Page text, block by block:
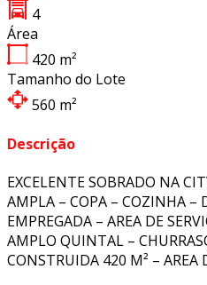
4
Área
420 m²
Tamanho do Lote
560 m²
Descrição
EXCELENTE SOBRADO NA
AMPLA – COPA – COZINHA –
EMPREGADA – AREA DE
AMPLO QUINTAL –
CONSTRUIDA 420 M² – AREA